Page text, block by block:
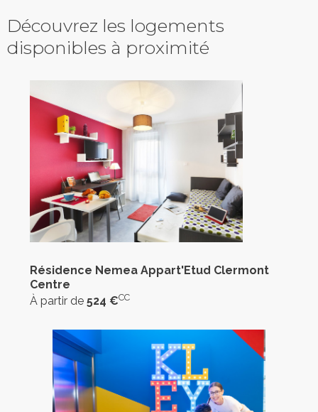
Découvrez les logements
disponibles à proximité
Résidence Nemea Appart'Etud Clermont
Centre
À partir de 524 €CC